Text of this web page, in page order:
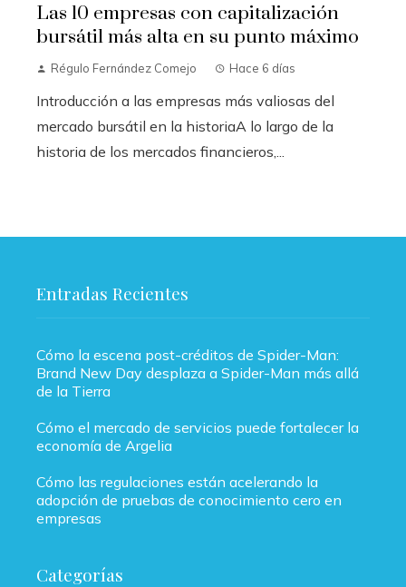
Las 10 empresas con capitalización
bursátil más alta en su punto máximo
Régulo Fernández Comejo Hace 6 días
Introducción a las empresas más valiosas del
mercado bursátil en la historiaA lo largo de la
historia de los mercados financieros,...
Entradas Recientes
Cómo la escena post-créditos de Spider-Man:
Brand New Day desplaza a Spider-Man más allá
de la Tierra
Cómo el mercado de servicios puede fortalecer la
economía de Argelia
Cómo las regulaciones están acelerando la
adopción de pruebas de conocimiento cero en
empresas
Categorías